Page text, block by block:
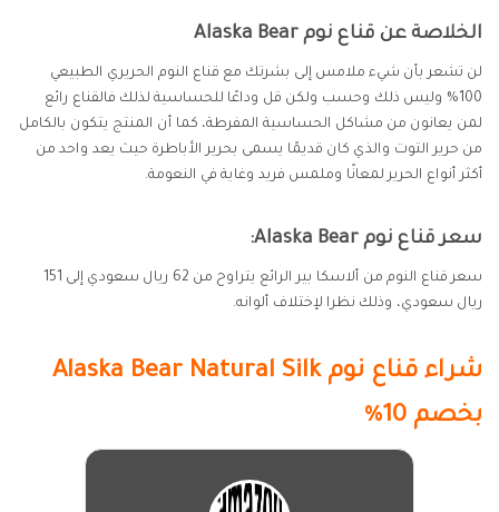
الخلاصة عن قناع نوم Alaska Bear
لن تشعر بأن شيء ملامس إلى بشرتك مع قناع النوم الحريري الطبيعي
100% وليس ذلك وحسب ولكن قل وداعًا للحساسية لذلك فالقناع رائع
لمن يعانون من مشاكل الحساسية المفرطة، كما أن المنتج يتكون بالكامل
من حرير التوت والذي كان قديمًا يسمى بحرير الأباطرة حيث يعد واحد من
أكثر أنواع الحرير لمعانًا وملمس فريد وغاية في النعومة.
سعر قناع نوم Alaska Bear:
سعر قناع النوم من ألاسكا بير الرائع يتراوح من 62 ريال سعودي إلى 151
ريال سعودي، وذلك نظرا لإختلاف ألوانه.
شراء قناع نومAlaska Bear Natural Silk
بخصم 10%